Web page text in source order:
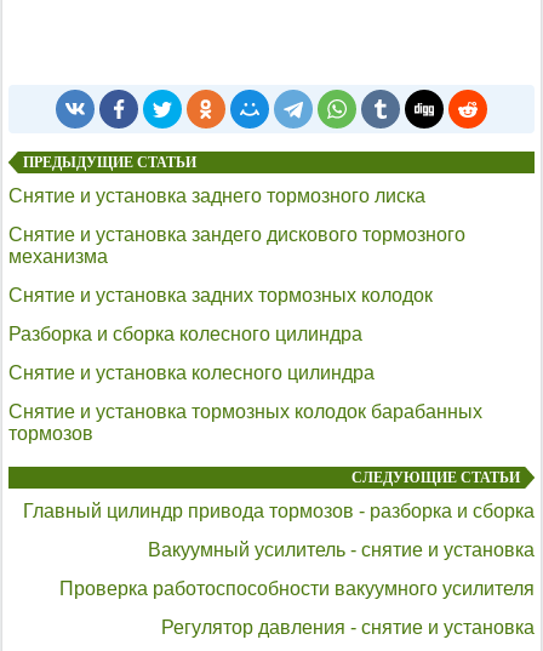
ПРЕДЫДУЩИЕ СТАТЬИ
Снятие и установка заднего тормозного лиска
Снятие и установка зандего дискового тормозного
механизма
Снятие и установка задних тормозных колодок
Разборка и сборка колесного цилиндра
Снятие и установка колесного цилиндра
Снятие и установка тормозных колодок барабанных
тормозов
СЛЕДУЮЩИЕ СТАТЬИ
Главный цилиндр привода тормозов - разборка и сборка
Вакуумный усилитель - снятие и установка
Проверка работоспособности вакуумного усилителя
Регулятор давления - снятие и установка